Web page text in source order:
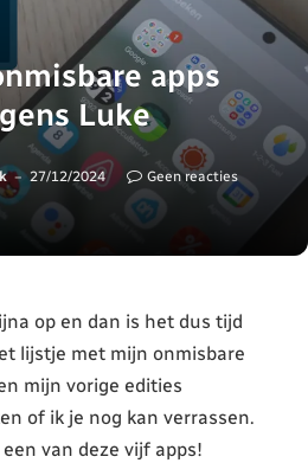
apps
Luke
27/12/2024
Geen reacties
op en dan is het dus tijd
lijstje met mijn onmisbare
mijn vorige edities
of ik je nog kan verrassen.
van deze vijf apps!